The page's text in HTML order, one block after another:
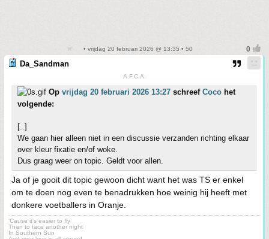
• vrijdag 20 februari 2026 @ 13:35 • 50
Da_Sandman
A.F.C.A.
Op vrijdag 20 februari 2026 13:27 schreef Coco het
volgende:
[..]
We gaan hier alleen niet in een discussie verzanden richting elkaar
over kleur fixatie en/of woke.
Dus graag weer on topic. Geldt voor allen.
Ja of je gooit dit topic gewoon dicht want het was TS er enkel
om te doen nog even te benadrukken hoe weinig hij heeft met
donkere voetballers in Oranje.
'Cause it's easier to fly
Than to face another night
In Southern Sun